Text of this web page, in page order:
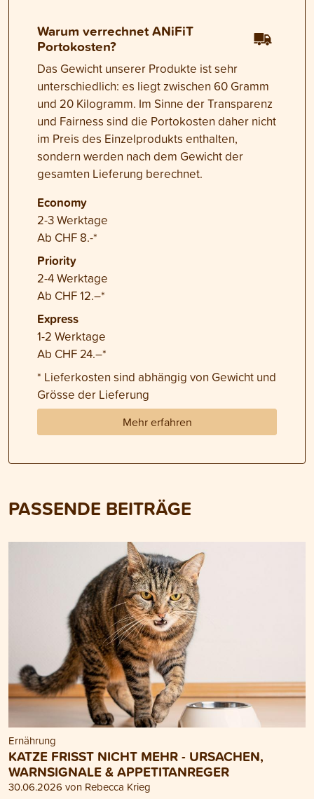
Warum verrechnet ANiFiT
Portokosten?
Das Gewicht unserer Produkte ist sehr
unterschiedlich: es liegt zwischen 60 Gramm
und 20 Kilogramm. Im Sinne der Transparenz
und Fairness sind die Portokosten daher nicht
im Preis des Einzelprodukts enthalten,
sondern werden nach dem Gewicht der
gesamten Lieferung berechnet.
Economy
2-3 Werktage
Ab CHF 8.-*
Priority
2-4 Werktage
Ab CHF 12.–*
Express
1-2 Werktage
Ab CHF 24.–*
* Lieferkosten sind abhängig von Gewicht und
Grösse der Lieferung
Mehr erfahren
PASSENDE BEITRÄGE
Ernährung
KATZE FRISST NICHT MEHR - URSACHEN,
WARNSIGNALE & APPETITANREGER
30.06.2026 von Rebecca Krieg